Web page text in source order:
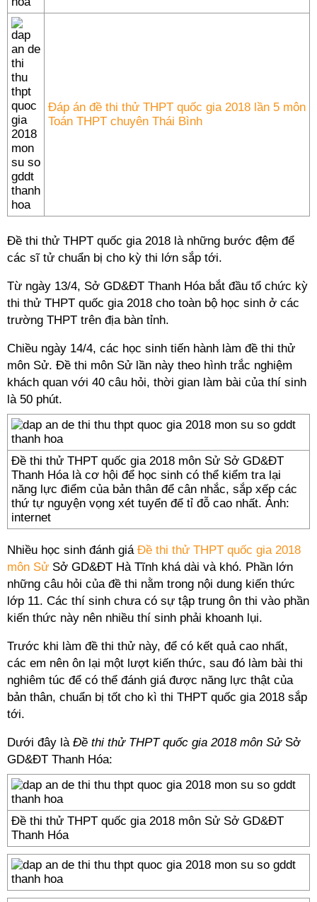
Đáp án đề thi thử THPT quốc gia 2018 lần 5 môn
Toán THPT chuyên Thái Bình
Đề thi thử THPT quốc gia 2018 là những bước đệm để
các sĩ tử chuẩn bị cho kỳ thi lớn sắp tới.
Từ ngày 13/4, Sở GD&ĐT Thanh Hóa bắt đầu tổ chức kỳ
thi thử THPT quốc gia 2018 cho toàn bộ học sinh ở các
trường THPT trên địa bàn tỉnh.
Chiều ngày 14/4, các học sinh tiến hành làm đề thi thử
môn Sử. Đề thi môn Sử lần này theo hình trắc nghiệm
khách quan với 40 câu hỏi, thời gian làm bài của thí sinh
là 50 phút.
Đề thi thử THPT quốc gia 2018 môn Sử Sở GD&ĐT
Thanh Hóa là cơ hội để học sinh có thể kiểm tra lại
năng lực điểm của bản thân để cân nhắc, sắp xếp các
thứ tự nguyện vọng xét tuyển để tỉ đỗ cao nhất. Ảnh:
internet
Nhiều học sinh đánh giá Đề thi thử THPT quốc gia 2018
môn Sử Sở GD&ĐT Hà Tĩnh khá dài và khó. Phần lớn
những câu hỏi của đề thi nằm trong nội dung kiến thức
lớp 11. Các thí sinh chưa có sự tập trung ôn thi vào phần
kiến thức này nên nhiều thí sinh phải khoanh lụi.
Trước khi làm đề thi thử này, để có kết quả cao nhất,
các em nên ôn lại một lượt kiến thức, sau đó làm bài thi
nghiêm túc để có thể đánh giá được năng lực thật của
bản thân, chuẩn bị tốt cho kì thi THPT quốc gia 2018 sắp
tới.
Dưới đây là Đề thi thử THPT quốc gia 2018 môn SửSở
GD&ĐT Thanh Hóa:
Đề thi thử THPT quốc gia 2018 môn Sử Sở GD&ĐT
Thanh Hóa